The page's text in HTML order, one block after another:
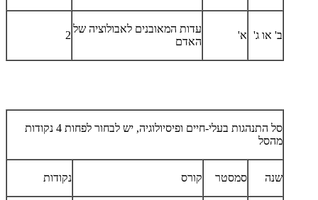
ב' או ג' א'
עדות המאובנים לאבולוציה של
האדם
2
סל התנהגות בעלי-חיים ופיסיולוגיה, יש לבחור לפחות 4 נקודות
מהסל
שנה סמסטר קורס נקודות